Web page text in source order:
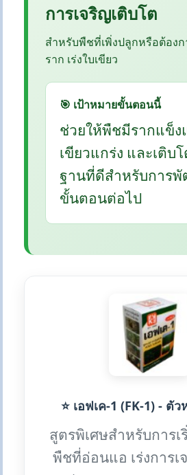
การเจริญเติบโต
สำหรับพืชที่เพิ่งปลูกหรือต้องก
ราก เร่งใบเขียว
🎯 เป้าหมายขั้นตอนนี้
ช่วยให้พืชมีรากแข็ง
เขียวแกร่ง และเติบโ
ฐานที่ดีสำหรับการ
ขั้นตอนต่อไป
⭐ เอฟเค-1 (FK-1) - ตั
สูตรพิเศษสำหรับการ
พืชที่อ่อนแอ เร่งการเ